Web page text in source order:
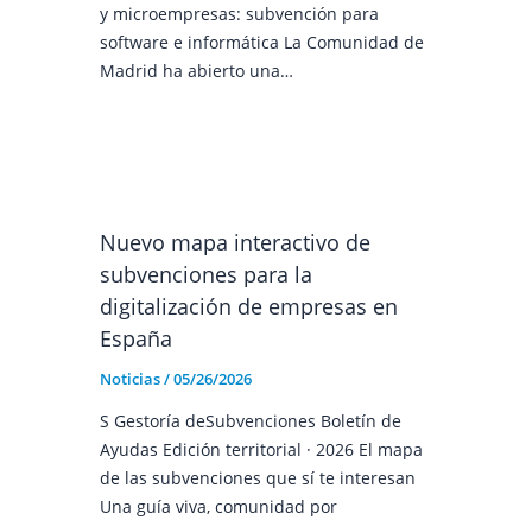
y microempresas: subvención para
software e informática La Comunidad de
Madrid ha abierto una…
Nuevo mapa interactivo de
subvenciones para la
digitalización de empresas en
España
Noticias/05/26/2026
S Gestoría deSubvenciones Boletín de
Ayudas Edición territorial · 2026 El mapa
de las subvenciones que sí te interesan
Una guía viva, comunidad por